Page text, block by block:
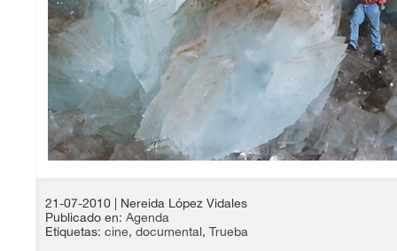
21-07-2010
| Nereida López Vidales
Publicado en: Agenda
Etiquetas: cine, documental, Trueba